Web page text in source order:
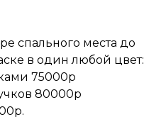
спального места до
в один любой цвет:
75000р
80000р